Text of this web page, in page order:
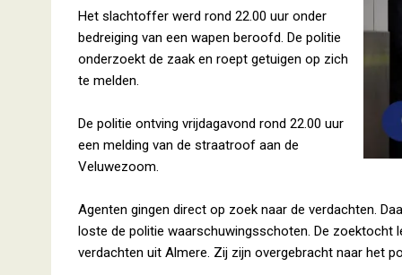
Het slachtoffer werd rond 22.00 uur onder
bedreiging van een wapen beroofd. De politie
onderzoekt de zaak en roept getuigen op zich
te melden.
De politie ontving vrijdagavond rond 22.00 uur
een melding van de straatroof aan de
Veluwezoom.
Agenten gingen direct op zoek naar de verdachten.
loste de politie waarschuwingsschoten. De zoektocht
verdachten uit Almere. Zij zijn overgebracht naar het